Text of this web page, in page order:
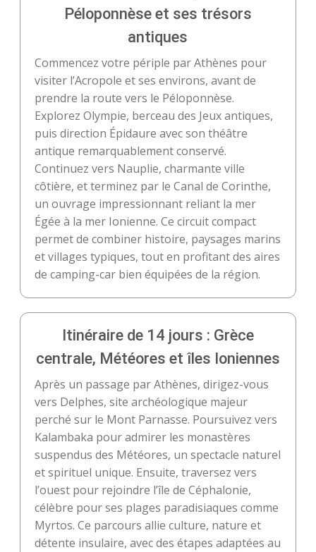
Péloponnèse et ses trésors
antiques
Commencez votre périple par Athènes pour
visiter l’Acropole et ses environs, avant de
prendre la route vers le Péloponnèse.
Explorez Olympie, berceau des Jeux antiques,
puis direction Épidaure avec son théâtre
antique remarquablement conservé.
Continuez vers Nauplie, charmante ville
côtière, et terminez par le Canal de Corinthe,
un ouvrage impressionnant reliant la mer
Égée à la mer Ionienne. Ce circuit compact
permet de combiner histoire, paysages marins
et villages typiques, tout en profitant des aires
de camping-car bien équipées de la région.
Itinéraire de 14 jours : Grèce
centrale, Météores et îles Ioniennes
Après un passage par Athènes, dirigez-vous
vers Delphes, site archéologique majeur
perché sur le Mont Parnasse. Poursuivez vers
Kalambaka pour admirer les monastères
suspendus des Météores, un spectacle naturel
et spirituel unique. Ensuite, traversez vers
l’ouest pour rejoindre l’île de Céphalonie,
célèbre pour ses plages paradisiaques comme
Myrtos. Ce parcours allie culture, nature et
détente insulaire, avec des étapes adaptées au